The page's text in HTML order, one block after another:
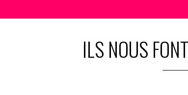
ILS NOUS